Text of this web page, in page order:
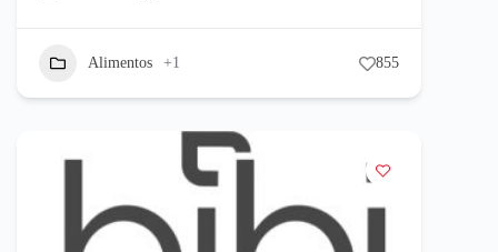
Alimentos +1 855